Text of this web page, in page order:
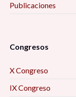
Publicaciones
Congresos
X Congreso
IX Congreso